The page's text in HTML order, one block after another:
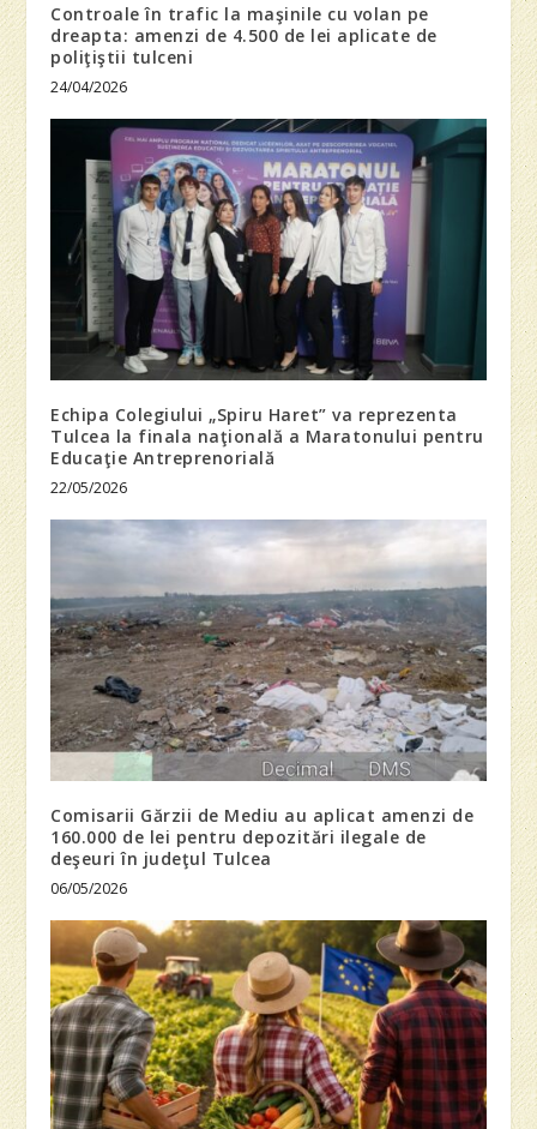
Controale în trafic la maşinile cu volan pe
dreapta: amenzi de 4.500 de lei aplicate de
poliţiştii tulceni
24/04/2026
Echipa Colegiului „Spiru Haret” va reprezenta
Tulcea la finala naţională a Maratonului pentru
Educaţie Antreprenorială
22/05/2026
Comisarii Gărzii de Mediu au aplicat amenzi de
160.000 de lei pentru depozitări ilegale de
deşeuri în judeţul Tulcea
06/05/2026